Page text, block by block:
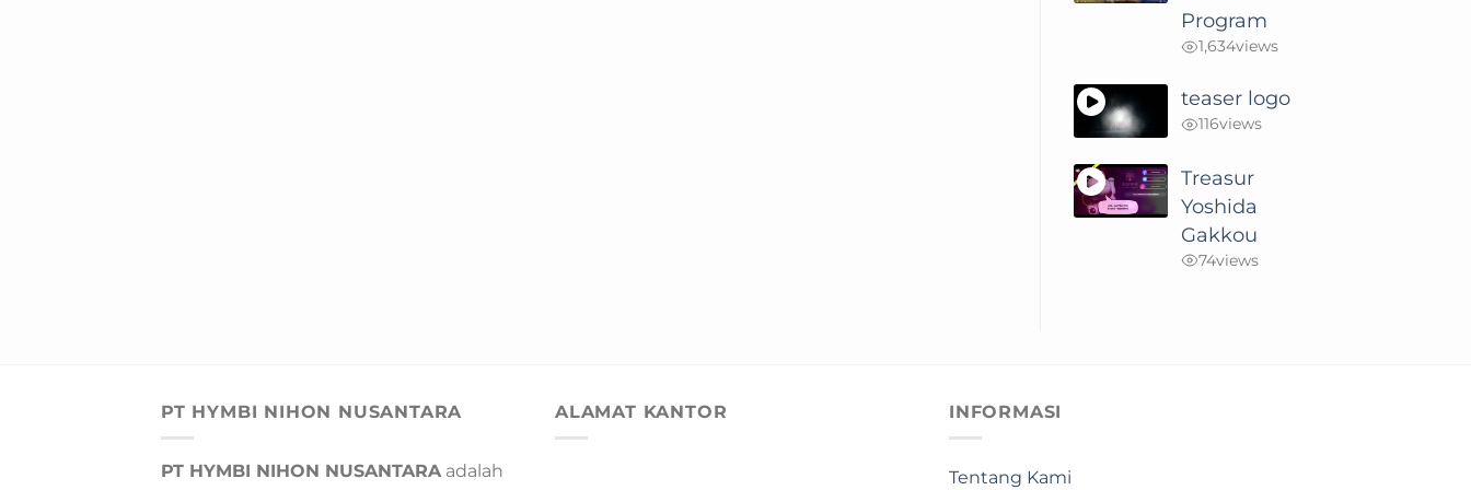
Program
1,634views
teaser logo
116views
Treasur
Yoshida
Gakkou
74views
PT HYMBI NIHON NUSANTARA
PT HYMBI NIHON NUSANTARAadalah
ALAMAT KANTOR INFORMASI
Tentang Kami